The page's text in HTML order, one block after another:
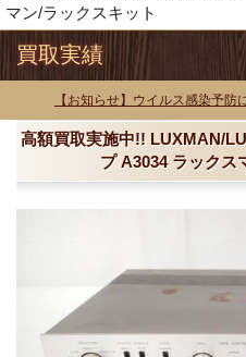
マン/ラックスキット
買取実績
【お知らせ】ウイルス感染予
高額買取実施中!! LUXMAN/
プ A3034 ラックス